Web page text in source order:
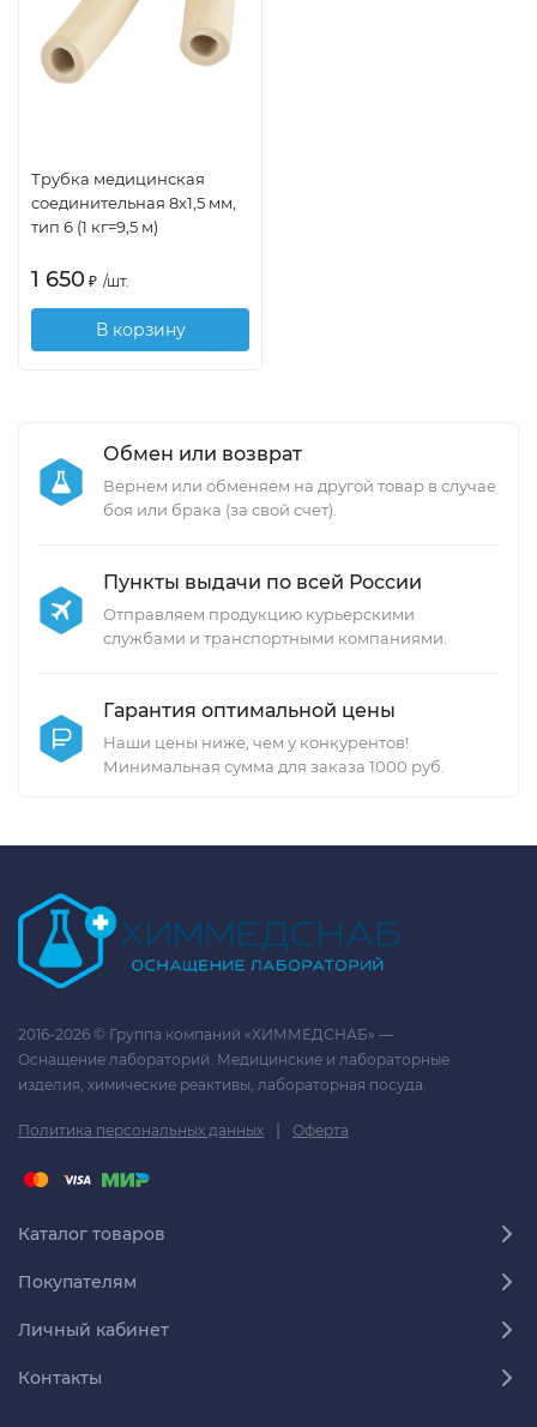
Трубка медицинская
соединительная 8х1,5 мм,
тип 6 (1 кг=9,5 м)
1 650 ₽ /шт.
В корзину
Обмен или возврат
Вернем или обменяем на другой товар в случае
боя или брака (за свой счет).
Пункты выдачи по всей России
Отправляем продукцию курьерскими
службами и транспортными компаниями.
Гарантия оптимальной цены
Наши цены ниже, чем у конкурентов!
Минимальная сумма для заказа 1000 руб.
2016-2026 © Группа компаний «ХИММЕДСНАБ» —
Оснащение лабораторий. Медицинские и лабораторные
изделия, химические реактивы, лабораторная посуда.
Политика персональных данных | Оферта
Каталог товаров
Покупателям
Личный кабинет
Контакты